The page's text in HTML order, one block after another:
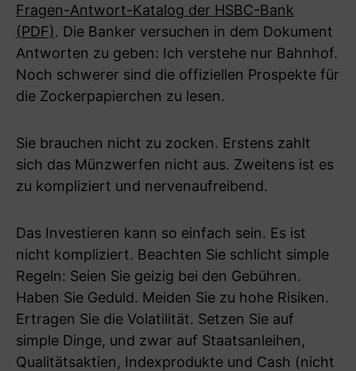
Fragen-Antwort-Katalog der HSBC-Bank
(PDF). Die Banker versuchen in dem Dokument
Antworten zu geben: Ich verstehe nur Bahnhof.
Noch schwerer sind die offiziellen Prospekte für
die Zockerpapierchen zu lesen.
Sie brauchen nicht zu zocken. Erstens zahlt
sich das Münzwerfen nicht aus. Zweitens ist es
zu kompliziert und nervenaufreibend.
Das Investieren kann so einfach sein. Es ist
nicht kompliziert. Beachten Sie schlicht simple
Regeln: Seien Sie geizig bei den Gebühren.
Haben Sie Geduld. Meiden Sie zu hohe Risiken.
Ertragen Sie die Volatilität. Setzen Sie auf
simple Dinge, und zwar auf Staatsanleihen,
Qualitätsaktien, Indexprodukte und Cash (nicht